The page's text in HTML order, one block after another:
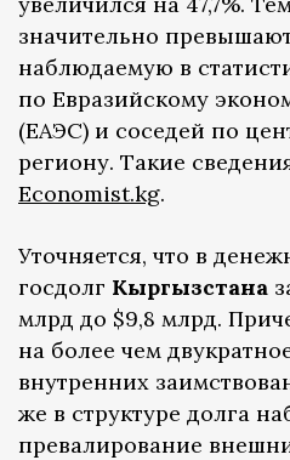
значительно
наблюдаемую в
по Евразийскому
(ЕАЭС) и соседей по
региону. Такие
Economist.kg.
Уточняется, что в
госдолг Кыргызстана
млрд до $9,8 млрд.
на более чем
внутренних
же в структуре долга
превалирование